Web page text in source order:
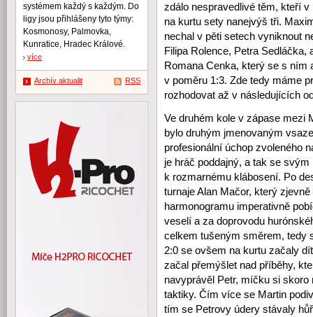
zdálo nespravedlivé těm, kteří
na kurtu sety nanejvýš tři.
nechal v pěti setech vyniknout
Filipa Rolence, Petra
Romana Cenka, který se s ním
v poměru 1:3. Zde tedy máme
rozhodovat až v následujících
Ve druhém kole v zápase mezi
bylo druhým jmenovaným
profesionální úchop zvoleného
je hráč poddajný, a tak se
k rozmarnému klábosení. Po
turnaje Alan Mačor, který
harmonogramu imperativně
veselí a za doprovodu
celkem tušeným směrem, tedy
2:0 se ovšem na kurtu začaly
začal přemýšlet nad příběhy,
navyprávěl Petr, míčku si
taktiky. Čím více se Martin
tím se Petrovy údery stávaly
systémem každý s každým. Do
ligy jsou přihlášeny tyto týmy:
Kosmonosy, Palmovka,
Kunratice, Hradec Králové.
více
Archív aktualit RSS